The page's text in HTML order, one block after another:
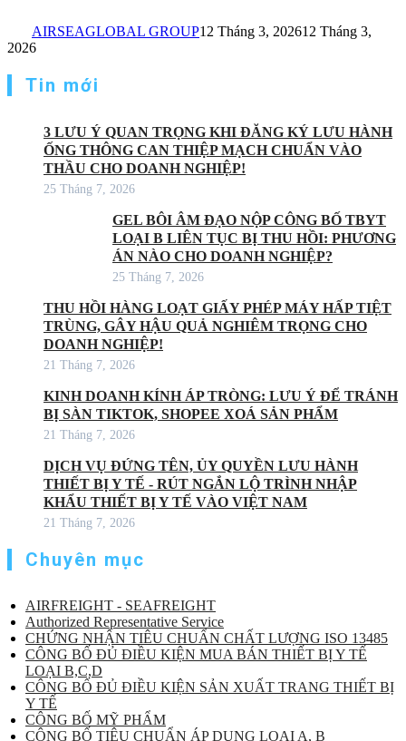
AIRSEAGLOBAL GROUP12 Tháng 3, 202612 Tháng 3,
2026
Tin mới
3 LƯU Ý QUAN TRỌNG KHI ĐĂNG KÝ LƯU HÀNH
ỐNG THÔNG CAN THIỆP MẠCH CHUẨN VÀO
THẦU CHO DOANH NGHIỆP!
25 Tháng 7, 2026
GEL BÔI ÂM ĐẠO NỘP CÔNG BỐ TBYT
LOẠI B LIÊN TỤC BỊ THU HỒI: PHƯƠNG
ÁN NÀO CHO DOANH NGHIỆP?
25 Tháng 7, 2026
THU HỒI HÀNG LOẠT GIẤY PHÉP MÁY HẤP TIỆT
TRÙNG, GÂY HẬU QUẢ NGHIÊM TRỌNG CHO
DOANH NGHIỆP!
21 Tháng 7, 2026
KINH DOANH KÍNH ÁP TRÒNG: LƯU Ý ĐỂ TRÁNH
BỊ SÀN TIKTOK, SHOPEE XOÁ SẢN PHẨM
21 Tháng 7, 2026
DỊCH VỤ ĐỨNG TÊN, ỦY QUYỀN LƯU HÀNH
THIẾT BỊ Y TẾ - RÚT NGẮN LỘ TRÌNH NHẬP
KHẨU THIẾT BỊ Y TẾ VÀO VIỆT NAM
21 Tháng 7, 2026
Chuyên mục
AIRFREIGHT - SEAFREIGHT
Authorized Representative Service
CHỨNG NHẬN TIÊU CHUẨN CHẤT LƯỢNG ISO 13485
CÔNG BỐ ĐỦ ĐIỀU KIỆN MUA BÁN THIẾT BỊ Y TẾ
LOẠI B,C,D
CÔNG BỐ ĐỦ ĐIỀU KIỆN SẢN XUẤT TRANG THIẾT BỊ
Y TẾ
CÔNG BỐ MỸ PHẨM
CÔNG BỐ TIÊU CHUẨN ÁP DỤNG LOẠI A, B